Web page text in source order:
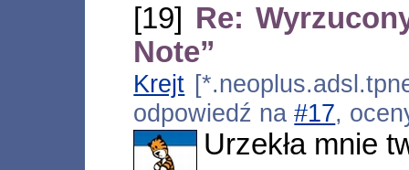
[19] Re:
Note”
Krejt
odpowiedź na#17,
Urzekła mnie